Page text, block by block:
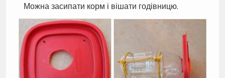
Можна засипати корм і вішати годівницю.